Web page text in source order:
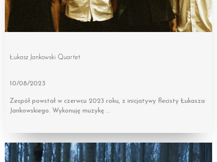
Łukasz Jankowski Quartet
10/08/2023
Zespół powstał w czerwcu 2023 roku, z inicjatywy flecisty Łukasza
Jankowskiego. Wykonuję muzykę …